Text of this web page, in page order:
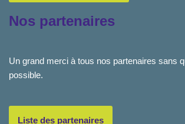
Nos partenaires
Un grand merci à tous nos partenaires sans
possible.
Liste des partenaires